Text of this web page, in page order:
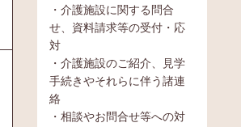
・介護施設に関する問合
せ、資料請求等の受付・応
対
・介護施設のご紹介、見学
手続きやそれらに伴う諸連
絡
・相談やお問合せ等への対